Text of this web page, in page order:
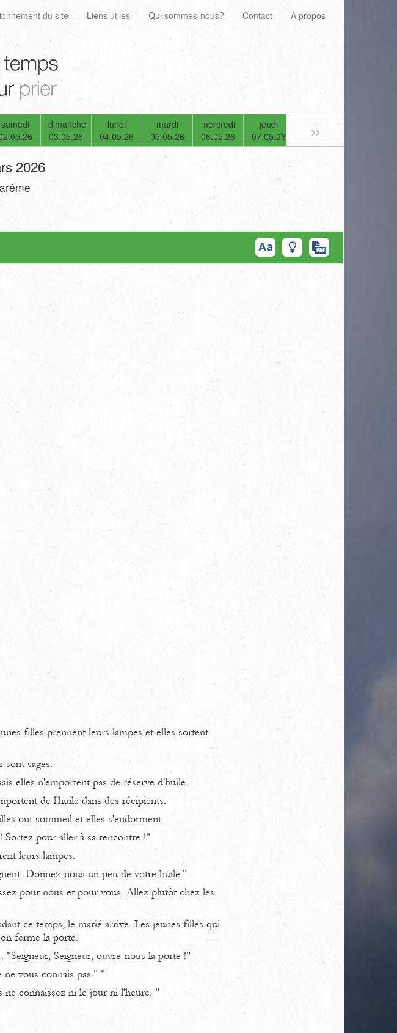
du site Liens utiles Qui sommes-nous? Contact A propos
samedi
dimanche
03.05.26
lundi
04.05.26
mardi
05.05.26
mercredi
06.05.26
jeudi
07.05.26
08.05.26
»
2026
filles prennent leurs lampes et elles sortent
sages.
elles n'emportent pas de réserve d'huile.
de l'huile dans des récipients.
ont sommeil et elles s'endorment.
pour aller à sa rencontre !"
leurs lampes.
Donnez-nous un peu de votre huile."
pour nous et pour vous. Allez plutôt chez les
ce temps, le marié arrive. Les jeunes filles qui
ferme la porte.
"Seigneur, Seigneur, ouvre-nous la porte !"
vous connais pas." "
ne connaissez ni le jour ni l'heure. "